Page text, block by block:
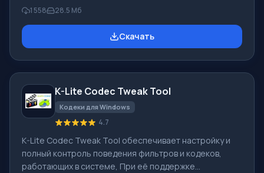
стандартных пакетов, у которых основной недостаток
– лишние кодеки, не используемые никогда, этот
пакет отличается тем, что при установке он удалит
музыку, видеоклипы на любом из
1 558 28.5 Mб
Скачать
K-Lite Codec Tweak Tool
Кодеки для Windows
4.7
K-Lite Codec Tweak Tool обеспечивает настройку и
полный контроль поведения фильтров и кодеков,
работающих в системе, При её поддержке